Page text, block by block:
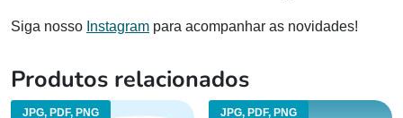
Siga nosso Instagram para acompanhar as novidades!
Produtos relacionados
JPG, PDF, PNG JPG, PDF, PNG